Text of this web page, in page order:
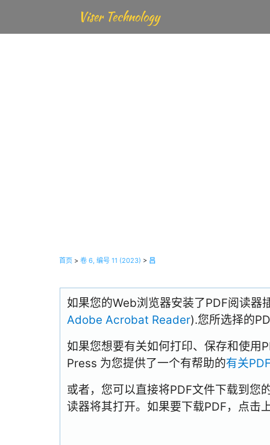
Viser Technology
首页 > 卷 6, 编号 11 (2023) > 吕
如果您的Web浏览器安装了PDF阅读器
Adobe Acrobat Reader).您所选择的
如果您想要有关如何打印、保存和使用
Press 为您提供了一个有帮助的有关
或者，您可以直接将PDF文件下载到您
读器将其打开。如果要下载PDF，点击